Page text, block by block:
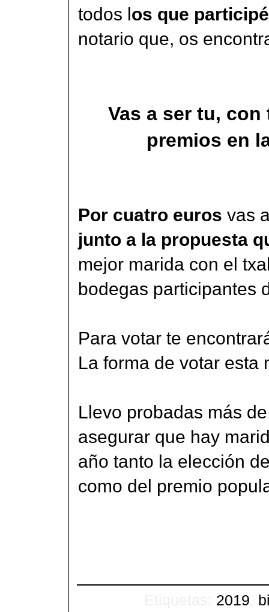
todos los que
notario que, os
Vas a ser tu,
premios en
Por cuatro euros vas
junto a la propuesta
mejor marida con el
bodegas participantes
Para votar te
La forma de votar esta
Llevo probadas más
asegurar que hay
año tanto la elección
como del premio
2019